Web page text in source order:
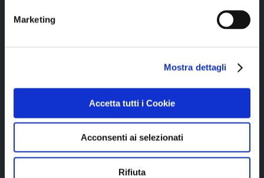
Marketing
Mostra dettagli
Accetta tutti i Cookie
Acconsenti ai selezionati
Rifiuta
Azienda con sistema di gestione qualità
UNI EN ISO 9001:2015 certificato da